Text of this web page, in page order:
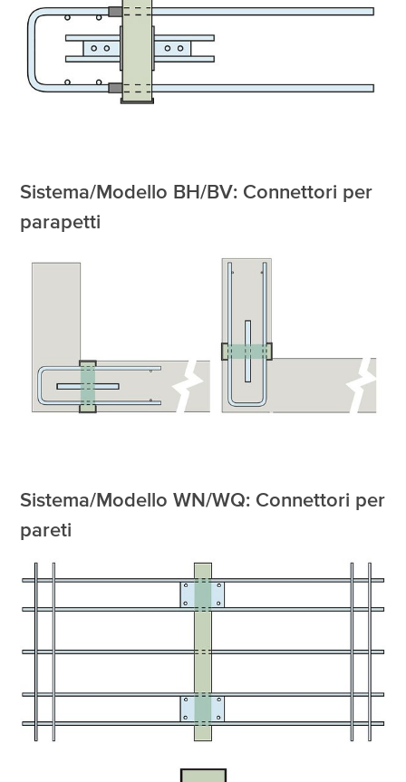
Sistema/Modello BH/BV: Connettori per
parapetti
Sistema/Modello WN/WQ: Connettori per
pareti